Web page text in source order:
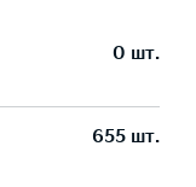
0 шт.
655 шт.